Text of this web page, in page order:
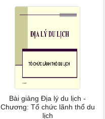
Bài giảng Địa lý du lịch -
Chương: Tổ chức lãnh thổ du
lịch